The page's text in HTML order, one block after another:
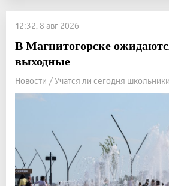
12:32, 8 авг 2026
В Магнитогорске
выходные
Новости / Учатся ли сегодня